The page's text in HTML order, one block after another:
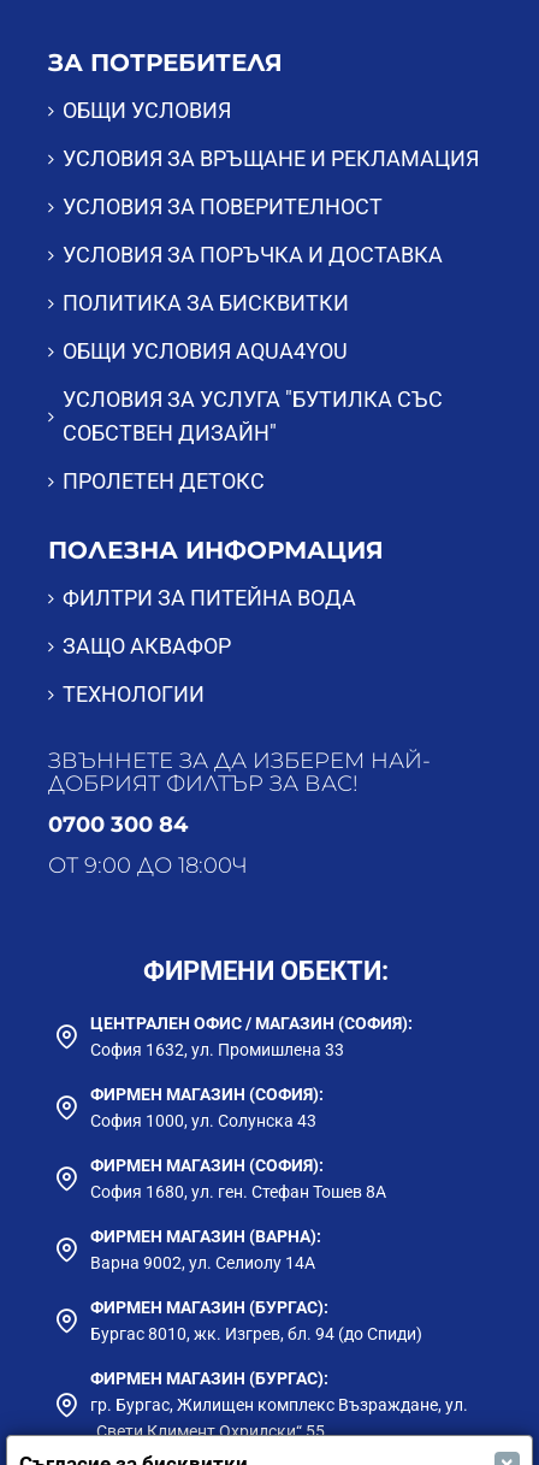
ЗА ПОТРЕБИТЕЛЯ
ОБЩИ УСЛОВИЯ
УСЛОВИЯ ЗА ВРЪЩАНЕ И РЕКЛАМАЦИЯ
УСЛОВИЯ ЗА ПОВЕРИТЕЛНОСТ
УСЛОВИЯ ЗА ПОРЪЧКА И ДОСТАВКА
ПОЛИТИКА ЗА БИСКВИТКИ
ОБЩИ УСЛОВИЯ AQUA4YOU
УСЛОВИЯ ЗА УСЛУГА "БУТИЛКА СЪС
СОБСТВЕН ДИЗАЙН"
ПРОЛЕТЕН ДЕТОКС
ПОЛЕЗНА ИНФОРМАЦИЯ
ФИЛТРИ ЗА ПИТЕЙНА ВОДА
ЗАЩО АКВАФОР
ТЕХНОЛОГИИ
ЗВЪННЕТЕ ЗА ДА ИЗБЕРЕМ НАЙ-
ДОБРИЯТ ФИЛТЪР ЗА ВАС!
0700 300 84
ОТ 9:00 ДО 18:00Ч
ФИРМЕНИ ОБЕКТИ:
ЦЕНТРАЛЕН ОФИС / МАГАЗИН (СОФИЯ):
София 1632, ул. Промишлена 33
ФИРМЕН МАГАЗИН (СОФИЯ):
София 1000, ул. Солунска 43
ФИРМЕН МАГАЗИН (СОФИЯ):
София 1680, ул. ген. Стефан Тошев 8А
ФИРМЕН МАГАЗИН (ВАРНА):
Варна 9002, ул. Селиолу 14А
ФИРМЕН МАГАЗИН (БУРГАС):
Бургас 8010, жк. Изгрев, бл. 94 (до Спиди)
ФИРМЕН МАГАЗИН (БУРГАС):
гр. Бургас, Жилищен комплекс Възраждане, ул.
„Свети Климент Охридски“ 55